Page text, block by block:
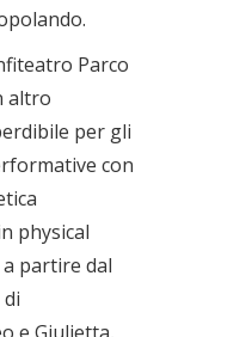
Parco
altro
per gli
con
physical
partire dal